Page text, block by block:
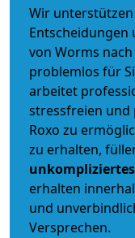
Wir unterstützen
Entscheidungen
von Worms
problemlos für
arbeitet
stressfreien und
Roxo zu
zu erhalten,
erhalten
und
Versprechen.